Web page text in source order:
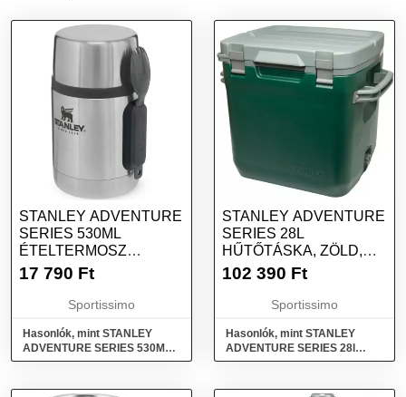
STANLEY ADVENTURE
SERIES 530ML
ÉTELTERMOSZ
KANÁLLAL, EZÜST,
17 790 Ft
Sportissimo
Hasonlók, mint STANLEY
ADVENTURE SERIES 530ML
Ételtermosz kanállal, ezüst,
STANLEY ADVENTURE
SERIES 28L
HŰTŐTÁSKA, ZÖLD,
MÉRET
102 390 Ft
Sportissimo
Hasonlók, mint STANLEY
ADVENTURE SERIES 28l
Hűtőtáska, zöld, méret